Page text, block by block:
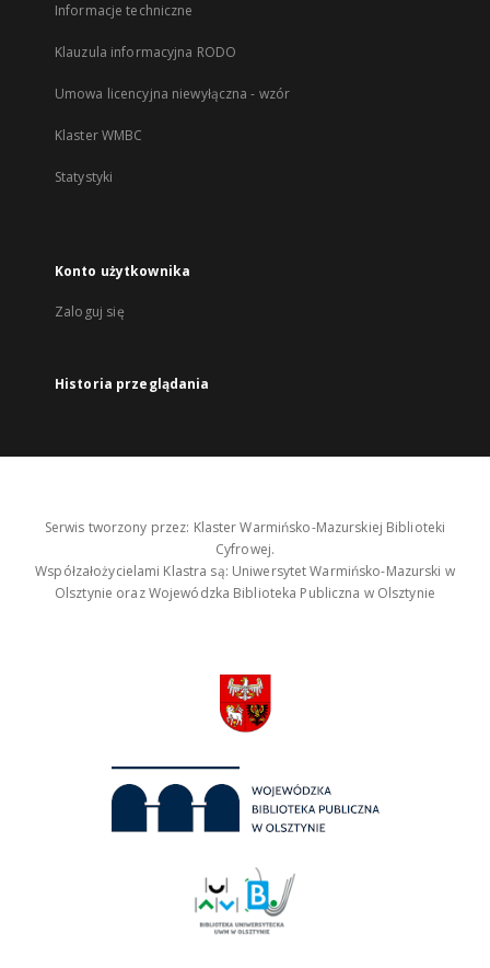
Informacje techniczne
Klauzula informacyjna RODO
Umowa licencyjna niewyłączna - wzór
Klaster WMBC
Statystyki
Konto użytkownika
Zaloguj się
Historia przeglądania
Serwis tworzony przez: Klaster Warmińsko-Mazurskiej Biblioteki
Cyfrowej.
Współzałożycielami Klastra są: Uniwersytet Warmińsko-Mazurski w
Olsztynie oraz Wojewódzka Biblioteka Publiczna w Olsztynie